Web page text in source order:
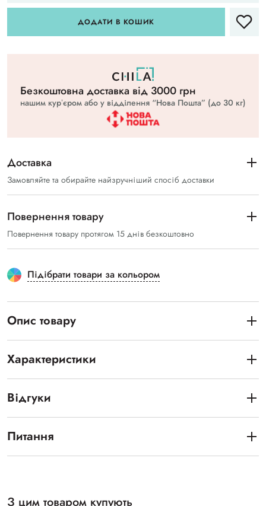
ДОДАТИ В КОШИК
Безкоштовна доставка вiд 3000 грн
нашим курʼєром або у відділення “Нова Пошта” (до 30 кг)
Доставка
Замовляйте та обирайте найзручніший спосіб доставки
Повернення товару
Повернення товару протягом 15 днів безкоштовно
Підібрати товари за кольором
Опис товару
Характеристики
Відгуки
Питання
З цим товаром купують